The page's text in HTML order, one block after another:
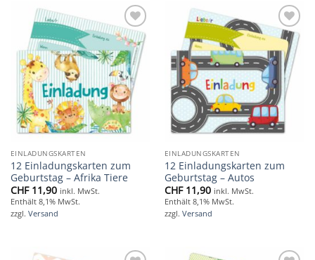
Add to
wishlist
EINLADUNGSKARTEN
12 Einladungskarten zum
Geburtstag – Afrika Tiere
CHF11,90 inkl. MwSt.
Enthält 8,1% MwSt.
zzgl. Versand
Add to
wishlist
EINLADUNGSKARTEN
12 Einladungskarten zum
Geburtstag – Autos
CHF11,90 inkl. MwSt.
Enthält 8,1% MwSt.
zzgl. Versand